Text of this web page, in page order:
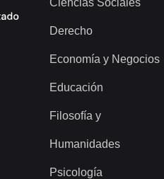
Derecho
Economía y Negocios
Educación
Filosofía y
Humanidades
Psicología